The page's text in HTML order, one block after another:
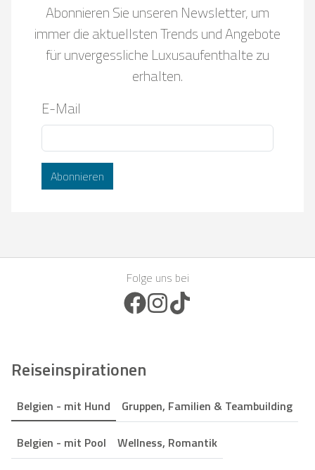
Abonnieren Sie unseren Newsletter, um
immer die aktuellsten Trends und Angebote
für unvergessliche Luxusaufenthalte zu
erhalten.
E-Mail
Abonnieren
Folge uns bei
Facebook Icon
Instagram Icon
Reiseinspirationen
Belgien - mit Hund Gruppen, Familien & Teambuilding
Belgien - mit Pool Wellness, Romantik